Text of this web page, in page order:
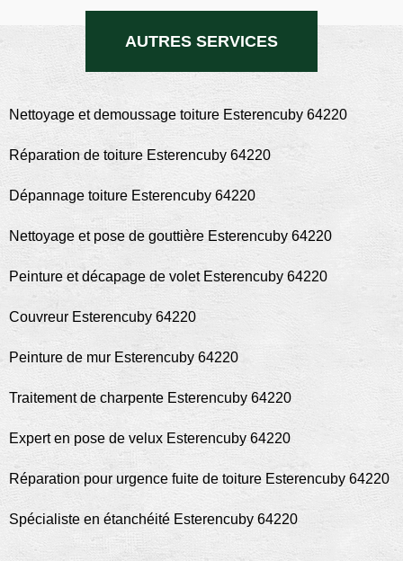
AUTRES SERVICES
Nettoyage et demoussage toiture Esterencuby 64220
Réparation de toiture Esterencuby 64220
Dépannage toiture Esterencuby 64220
Nettoyage et pose de gouttière Esterencuby 64220
Peinture et décapage de volet Esterencuby 64220
Couvreur Esterencuby 64220
Peinture de mur Esterencuby 64220
Traitement de charpente Esterencuby 64220
Expert en pose de velux Esterencuby 64220
Réparation pour urgence fuite de toiture Esterencuby 64220
Spécialiste en étanchéité Esterencuby 64220